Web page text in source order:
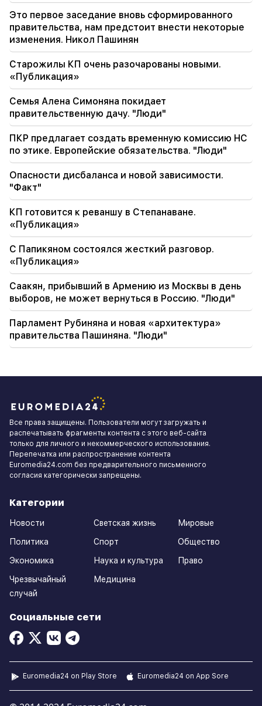
Запад отвернется от Армении. Медведев
предупредил Ереван
16:22
Дрон взорвался в Болгарии возле
газопровода, соединяющего Турцию и
Украину.
Это первое заседание вновь сформированного
правительства, нам предстоит внести некоторые
изменения. Никол Пашинян
Старожилы КП очень разочарованы новыми.
«Публикация»
Семья Алена Симоняна покидает
правительственную дачу. "Люди"
ПКР предлагает создать временную комиссию НС
по этике. Европейские обязательства. "Люди"
Опасности дисбаланса и новой зависимости.
"Факт"
КП готовится к реваншу в Степанаване.
«Публикация»
С Папикяном состоялся жесткий разговор.
«Публикация»
Саакян, прибывший в Армению из Москвы в день
выборов, не может вернуться в Россию. "Люди"
Парламент Рубиняна и новая «архитектура»
правительства Пашиняна. "Люди"
Все права защищены. Пользователи могут загружать и
распечатывать фрагменты контента с этого веб-сайта
только для личного и некоммерческого использования.
Перепечатка или распространение контента
Euromedia24.com без предварительного письменного
согласия категорически запрещены.
Категории
Новости
Политика
Экономика
Чрезвычайный
случай
Светская жизнь
Спорт
Наука и культура
Медицина
Мировые
Общество
Право
Социальные сети
Euromedia24 on Play Store Euromedia24 on App Sore